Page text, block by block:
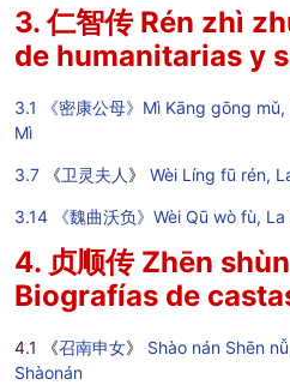
3. 仁智传 Rén zhì
de humanitarias y
3.1 《密康公母》Mì Kāng gōng
Mì
3.7 《卫灵夫人 》 Wèi Líng fū rén,
3.14 《魏曲沃负》Wèi Qū wò fù,
4. 贞顺传 Zhēn
Biografías de
4.1 《召南申女》
Shào nán Shēn
Shàonán